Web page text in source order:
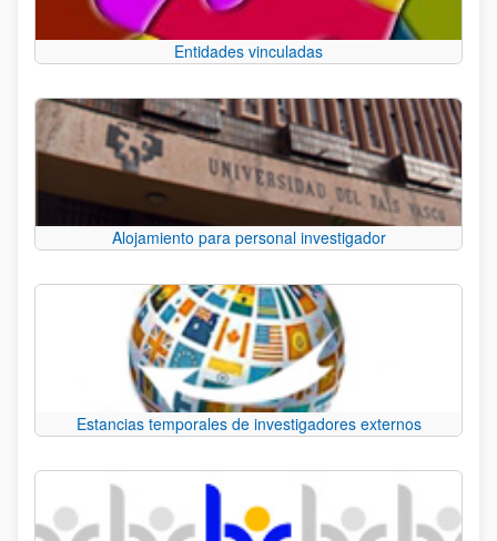
Entidades vinculadas
Alojamiento para personal investigador
Estancias temporales de investigadores externos